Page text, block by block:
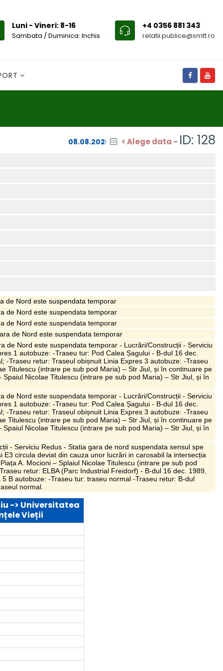
Luni - Vineri: 8-16
Sambata / Duminica: Inchis
+4 0356 881 343
relatii.publice@smtt.ro
< Alege data - ID: 128
de Nord este suspendata temporar
de Nord este suspendata temporar
de Nord este suspendata temporar
de Nord este suspendata temporar
de Nord este suspendata temporar - Lucrări/Construcții - Serviciu
1 autobuze: -Traseu tur: Pod Calea Șagului - B-dul 16 dec.
-Traseu retur: Traseul obișnuit Linia Expres 3 autobuze: -Traseu
Titulescu (intrare pe sub pod Maria) – Str Jiul, și în continuare pe
Nicolae Titulescu (intrare pe sub pod Maria) – Str Jiul, și în
de Nord este suspendata temporar - Lucrări/Construcții - Serviciu
1 autobuze: -Traseu tur: Pod Calea Șagului - B-dul 16 dec.
-Traseu retur: Traseul obișnuit Linia Expres 3 autobuze: -Traseu
Titulescu (intrare pe sub pod Maria) – Str Jiul, și în continuare pe
Nicolae Titulescu (intrare pe sub pod Maria) – Str Jiul, și în
- Serviciu Redus - Statia gara de nord suspendata sensul spe
circula deviat din cauza unor lucrări in carosabil la intersecția
A. Mocioni – Splaiul Nicolae Titulescu (intrare pe sub pod
retur: ELBA (Parc Industrial Freidorf) - B-dul 16 dec. 1989,
B autobuze: -Traseu tur: traseu normal -Traseu retur: B-dul
normal.
-> Universitatea
Vieții